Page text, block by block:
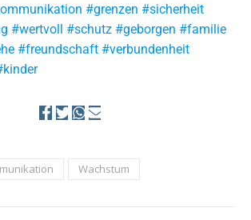
#grenzen #sicherheit
#wertvoll #schutz #geborgen #familie
#freundschaft #verbundenheit
Wachstum